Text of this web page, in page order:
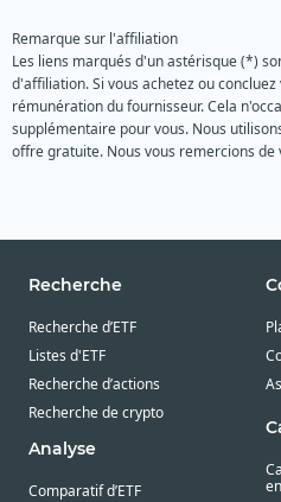
Remarque sur l'affiliation
Les liens marqués d'un astérisque (*)
d'affiliation. Si vous achetez ou
rémunération du fournisseur. Cela
supplémentaire pour vous. Nous
offre gratuite. Nous vous remercions de
Recherche
Recherche d’ETF
Listes d'ETF
Recherche d’actions
Recherche de crypto
Analyse
Comparatif d’ETF